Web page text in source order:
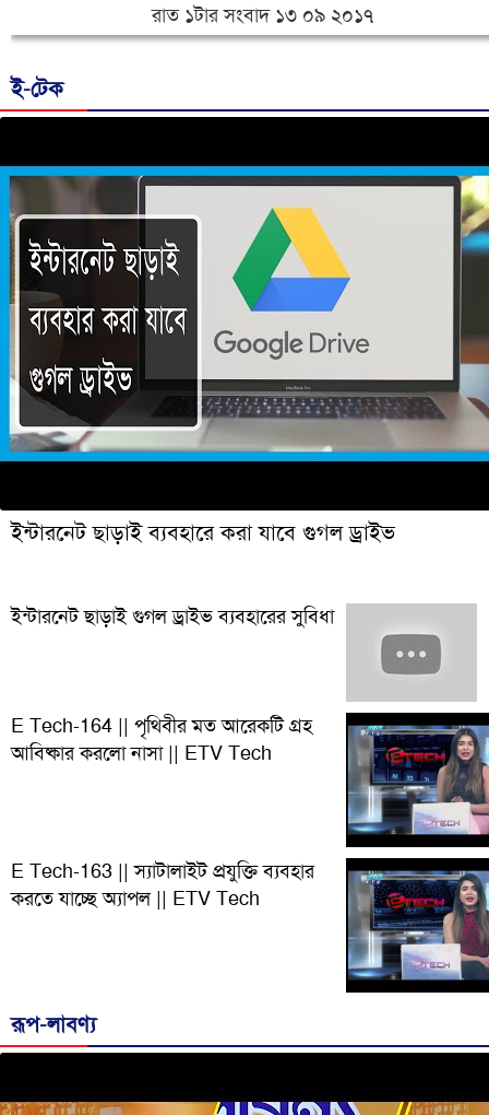
রাত ১টার সংবাদ ১৩ ০৯ ২০১৭
ই-টেক
ইন্টারনেট ছাড়াই ব্যবহারে করা যাবে গুগল ড্রাইভ
ইন্টারনেট ছাড়াই গুগল ড্রাইভ ব্যবহারের সুবিধা
E Tech-164 || পৃথিবীর মত আরেকটি গ্রহ
আবিষ্কার করলো নাসা || ETV Tech
E Tech-163 || স্যাটালাইট প্রযুক্তি ব্যবহার
করতে যাচ্ছে অ্যাপল || ETV Tech
রূপ-লাবণ্য